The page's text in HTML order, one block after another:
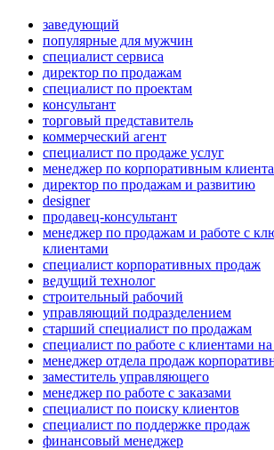
заведующий
популярные для мужчин
специалист сервиса
директор по продажам
специалист по проектам
консультант
торговый представитель
коммерческий агент
специалист по продаже услуг
менеджер по корпоративным
директор по продажам и развитию
designer
продавец-консультант
менеджер по продажам и работе с
клиентами
специалист корпоративных продаж
ведущий технолог
строительный рабочий
управляющий подразделением
старший специалист по продажам
специалист по работе с клиентами
менеджер отдела продаж
заместитель управляющего
менеджер по работе с заказами
специалист по поиску клиентов
специалист по поддержке продаж
финансовый менеджер